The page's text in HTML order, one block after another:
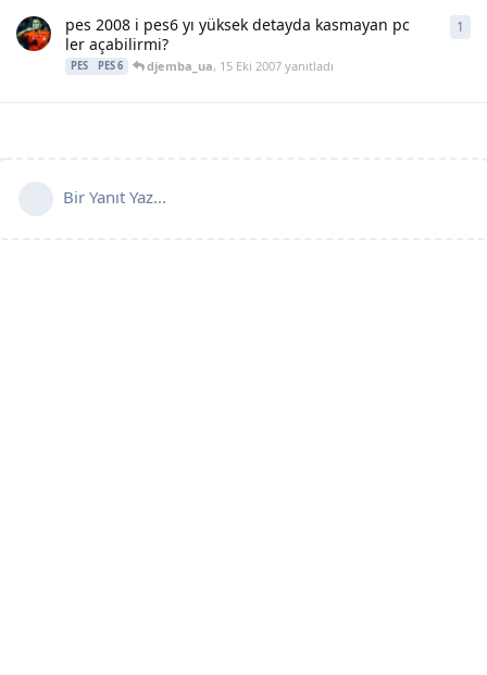
pes 2008 i pes6 yı yüksek detayda kasmayan pc
ler açabilirmi?
PES PES 6 djemba_ua, 15 Eki 2007yanıtladı
1
Bir Yanıt Yaz...